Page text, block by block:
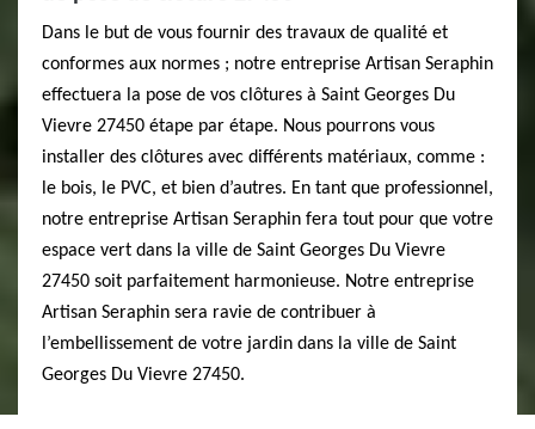
Dans le but de vous fournir des travaux de qualité et
conformes aux normes ; notre entreprise Artisan Seraphin
effectuera la pose de vos clôtures à Saint Georges Du
Vievre 27450 étape par étape. Nous pourrons vous
installer des clôtures avec différents matériaux, comme :
le bois, le PVC, et bien d’autres. En tant que professionnel,
notre entreprise Artisan Seraphin fera tout pour que votre
espace vert dans la ville de Saint Georges Du Vievre
27450 soit parfaitement harmonieuse. Notre entreprise
Artisan Seraphin sera ravie de contribuer à
l’embellissement de votre jardin dans la ville de Saint
Georges Du Vievre 27450.